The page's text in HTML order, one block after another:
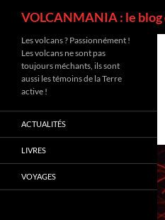
VOLCANMANIA : le blog
Les volcans ? Passionnément !
Les volcans ne sont pas
toujours méchants, ils sont
aussi les témoins de la Terre
active !
ACTUALITÉS
LIVRES
VOYAGES